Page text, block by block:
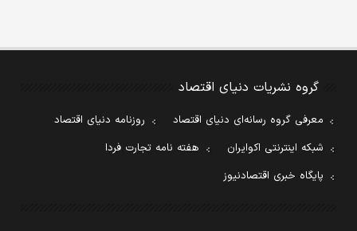
گروه نشریات دنیای اقتصاد
معرفی گروه رسانه‌ای دنیای اقتصاد
روزنامه دنیای اقتصاد
شبکه اینترنتی اکوایران
هفته نامه تجارت فردا
پایگاه خبری اقتصادنیوز